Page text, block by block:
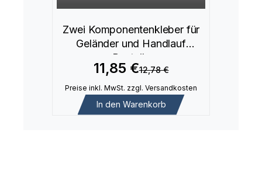
Zwei Komponentenkleber für
Geländer und Handlauf
Bauteile
11,85 €12,78 €
Preise inkl. MwSt. zzgl. Versandkosten
In den Warenkorb